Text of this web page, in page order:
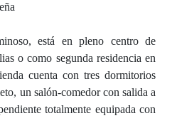
está en pleno centro de
o como segunda residencia en
cuenta con tres dormitorios
un salón-comedor con salida a
totalmente equipada con